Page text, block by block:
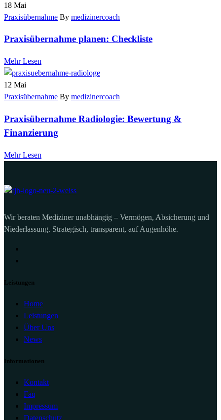
18 Mai
Praxisübernahme By medizinercoach
Praxisübernahme planen: Checkliste
Mehr Lesen
12 Mai
Praxisübernahme By medizinercoach
Praxisübernahme Radiologie: Bewertung &
Finanzierung
Mehr Lesen
Wir beraten Mediziner unabhängig – Vermögen, Absicherung und
Niederlassung. Strategisch, transparent, auf Augenhöhe.
Leistungen
Home
Leistungen
Über Uns
News
Informationen
Kontakt
Faq
Impressum
Datenschutz